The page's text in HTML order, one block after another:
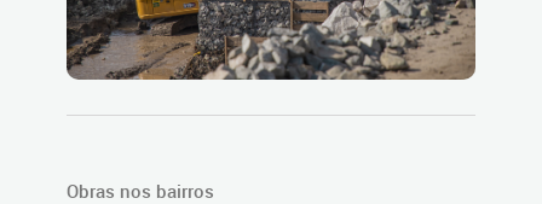
Obras nos bairros